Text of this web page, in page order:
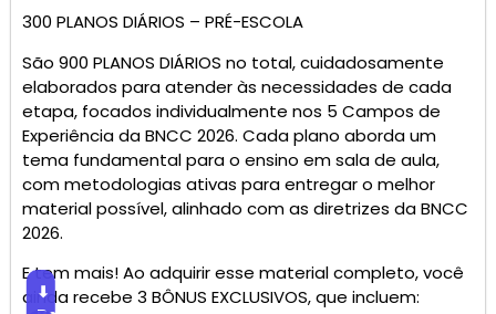
300 PLANOS DIÁRIOS – PRÉ-ESCOLA
São 900 PLANOS DIÁRIOS no total, cuidadosamente
elaborados para atender às necessidades de cada
etapa, focados individualmente nos 5 Campos de
Experiência da BNCC 2026. Cada plano aborda um
tema fundamental para o ensino em sala de aula,
com metodologias ativas para entregar o melhor
material possível, alinhado com as diretrizes da BNCC
2026.
E tem mais! Ao adquirir esse material completo, você
ainda recebe 3 BÔNUS EXCLUSIVOS, que incluem:
⬇